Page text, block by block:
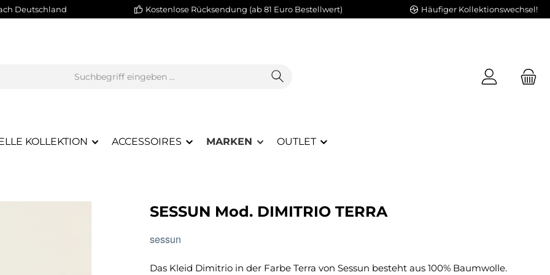
Deutschland Kostenlose Rücksendung (ab 81 Euro Bestellwert) Häufiger Kollektionswechsel!
KOLLEKTION ACCESSOIRES MARKEN OUTLET
SESSUN Mod. DIMITRIO TERRA
sessun
Das Kleid Dimitrio in der Farbe Terra von Sessun besteht aus 100% Baumwolle.